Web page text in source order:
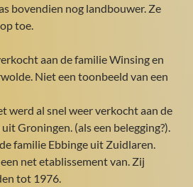
bovendien nog landbouwer. Ze
toe.
aan de familie Winsing en
Niet een toonbeeld van een
werd al snel weer verkocht aan de
Groningen. (als een belegging?).
familie Ebbinge uit Zuidlaren.
net etablissement van. Zij
tot 1976.